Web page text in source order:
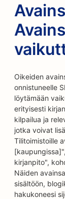
Oikeiden
onnistuneelle
löytämään
erityisesti
kilpailua ja
jotka voivat
Tilitoimistoille
kirjanpito",
Näiden
sisältöön,
hakukoneesi